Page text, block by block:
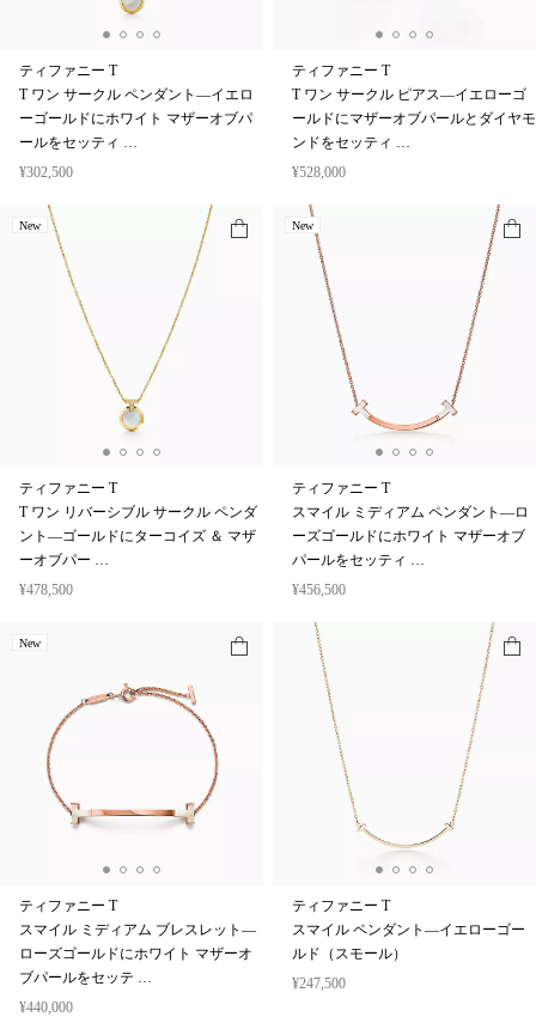
ティファニー T
T ワン サークル ペンダント—イエロ
ーゴールドにホワイト マザーオブパ
ールをセッティ …
¥302,500
ティファニー T
T ワン サークル ピアス—イエローゴ
ールドにマザーオブパールとダイヤモ
ンドをセッティ …
¥528,000
New
ティファニー T
T ワン リバーシブル サークル ペンダ
ント—ゴールドにターコイズ ＆ マザ
ーオブパー …
¥478,500
New
ティファニー T
スマイル ミディアム ペンダント—ロ
ーズゴールドにホワイト マザーオブ
パールをセッティ …
¥456,500
New
ティファニー T
スマイル ミディアム ブレスレット—
ローズゴールドにホワイト マザーオ
ブパールをセッテ …
¥440,000
ティファニー T
スマイル ペンダント—イエローゴー
ルド（スモール）
¥247,500